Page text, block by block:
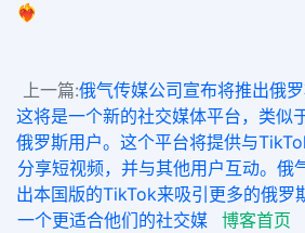
❤️‍🔥
上一篇:俄气传媒公司宣布将推出俄
这将是一个新的社交媒体平台，类似
俄罗斯用户。这个平台将提供与
分享短视频，并与其他用户互动。俄
出本国版的TikTok来吸引更多的俄罗
一个更适合他们的社交媒
博客首页